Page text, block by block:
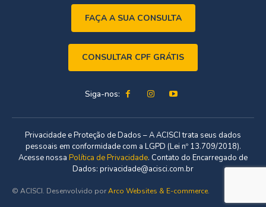
FAÇA A SUA CONSULTA
CONSULTAR CPF GRÁTIS
Siga-nos:
Privacidade e Proteção de Dados – A ACISCI trata seus dados
pessoais em conformidade com a LGPD (Lei nº 13.709/2018).
Acesse nossa Política de Privacidade. Contato do Encarregado de
Dados: privacidade@acisci.com.br
© ACISCI. Desenvolvido porArco Websites & E-commerce.